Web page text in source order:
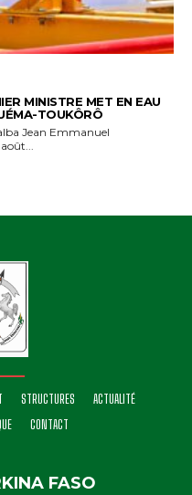
MINISTRE MET EN EAU
TOUKÔRÔ
Jean Emmanuel
STRUCTURES
ACTUALITÉ
CONTACT
FASO